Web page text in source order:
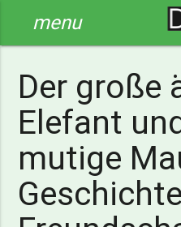
menu
Der große
Elefant
mutige